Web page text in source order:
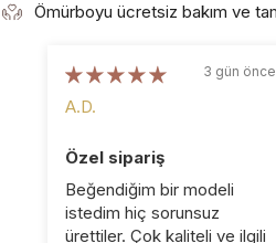
Ömürboyu ücretsiz bakım ve
3 gün önce
A.D.
Özel sipariş
Beğendiğim bir modeli
istedim hiç sorunsuz
ürettiler. Çok kaliteli ve ilgili